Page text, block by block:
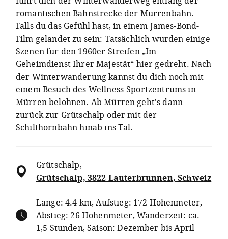
romantischen Bahnstrecke der Mürrenbahn.
Falls du das Gefühl hast, in einem James-Bond-
Film gelandet zu sein: Tatsächlich wurden einige
Szenen für den 1960er Streifen „Im
Geheimdienst Ihrer Majestät“ hier gedreht. Nach
der Winterwanderung kannst du dich noch mit
einem Besuch des Wellness-Sportzentrums in
Mürren belohnen. Ab Mürren geht's dann
zurück zur Grütschalp oder mit der
Schilthornbahn hinab ins Tal.
Grütschalp,
Grütschalp, 3822 Lauterbrunnen, Schweiz
Länge: 4.4 km, Aufstieg: 172 Höhenmeter,
Abstieg: 26 Höhenmeter, Wanderzeit: ca.
1,5 Stunden, Saison: Dezember bis April